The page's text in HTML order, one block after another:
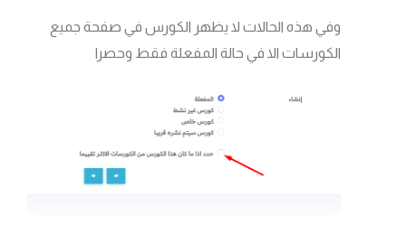
وفي هذه الحالات لا يظهر الكورس في صفحة جميع
الكورسات الا في حالة المفعلة فقط وحصرا